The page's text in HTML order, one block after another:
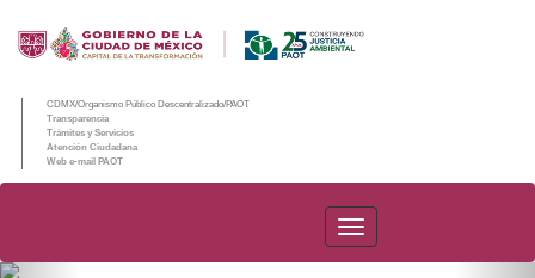
CDMX/Organismo Público Descentralizado/PAOT
Transparencia
Trámites y Servicios
Atención Ciudadana
Web e-mail PAOT
PAOT